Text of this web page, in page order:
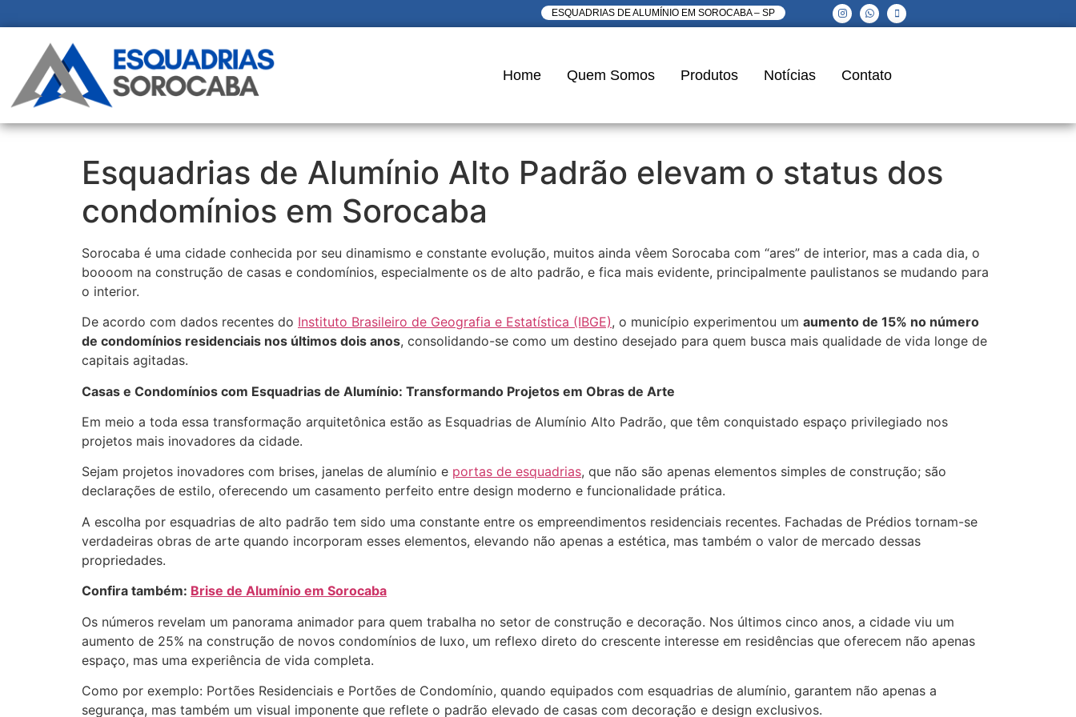
ESQUADRIAS DE ALUMÍNIO EM SOROCABA – SP
Home Quem Somos Produtos Notícias Contato
Esquadrias de Alumínio Alto Padrão elevam o status dos
condomínios em Sorocaba
Sorocaba é uma cidade conhecida por seu dinamismo e constante evolução, muitos ainda vêem Sorocaba com “ares” de interior, mas a cada dia, o
boooom na construção de casas e condomínios, especialmente os de alto padrão, e fica mais evidente, principalmente paulistanos se mudando para
o interior.
De acordo com dados recentes do Instituto Brasileiro de Geografia e Estatística (IBGE), o município experimentou um aumento de 15% no número
de condomínios residenciais nos últimos dois anos, consolidando-se como um destino desejado para quem busca mais qualidade de vida longe de
capitais agitadas.
Casas e Condomínios com Esquadrias de Alumínio: Transformando Projetos em Obras de Arte
Em meio a toda essa transformação arquitetônica estão as Esquadrias de Alumínio Alto Padrão, que têm conquistado espaço privilegiado nos
projetos mais inovadores da cidade.
Sejam projetos inovadores com brises, janelas de alumínio e portas de esquadrias, que não são apenas elementos simples de construção; são
declarações de estilo, oferecendo um casamento perfeito entre design moderno e funcionalidade prática.
A escolha por esquadrias de alto padrão tem sido uma constante entre os empreendimentos residenciais recentes. Fachadas de Prédios tornam-se
verdadeiras obras de arte quando incorporam esses elementos, elevando não apenas a estética, mas também o valor de mercado dessas
propriedades.
Confira também: Brise de Alumínio em Sorocaba
Os números revelam um panorama animador para quem trabalha no setor de construção e decoração. Nos últimos cinco anos, a cidade viu um
aumento de 25% na construção de novos condomínios de luxo, um reflexo direto do crescente interesse em residências que oferecem não apenas
espaço, mas uma experiência de vida completa.
Como por exemplo: Portões Residenciais e Portões de Condomínio, quando equipados com esquadrias de alumínio, garantem não apenas a
segurança, mas também um visual imponente que reflete o padrão elevado de casas com decoração e design exclusivos.